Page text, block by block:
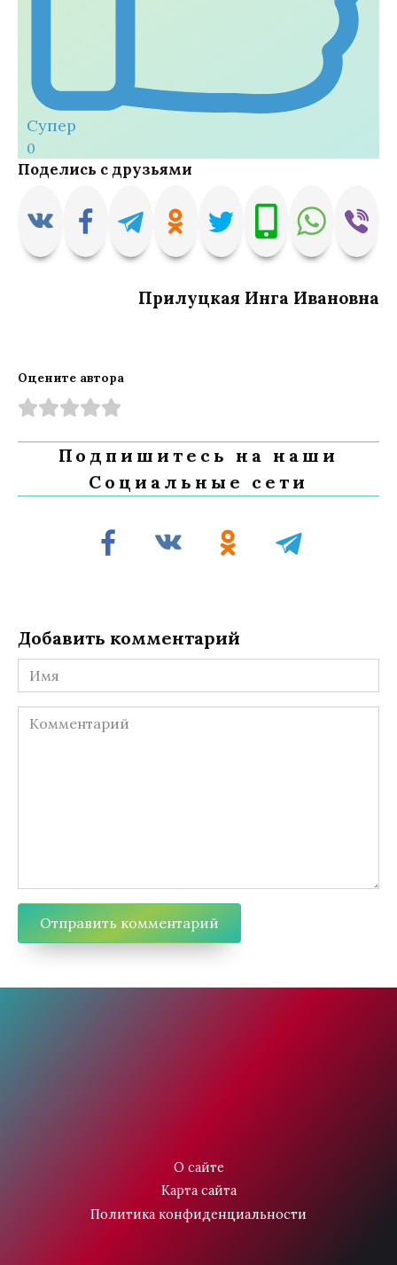
Супер
0
Поделись с друзьями
Прилуцкая Инга Ивановна
Оцените автора
Подпишитесь на наши
Социальные сети
Добавить комментарий
Имя
Комментарий
О сайте
Карта сайта
Политика конфиденциальности